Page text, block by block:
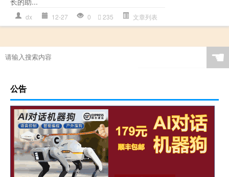
dx 12-27 0 235 文章列表
☚
公告